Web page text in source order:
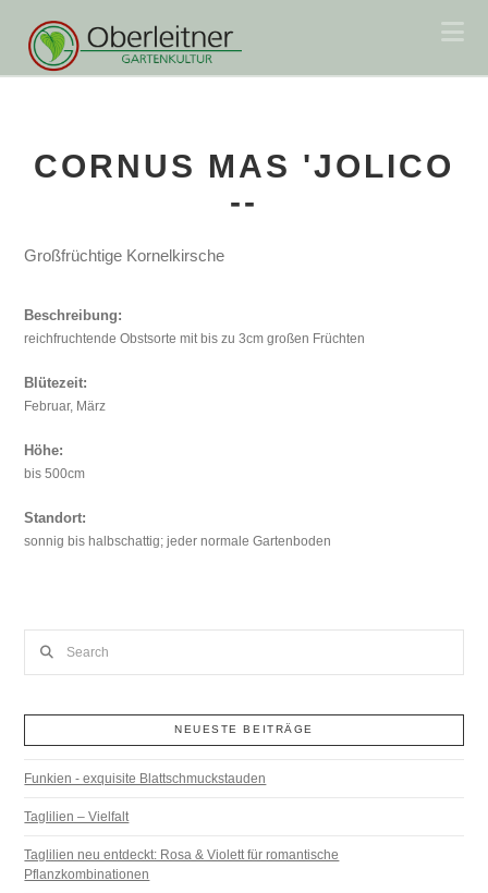
CORNUS MAS 'JOLICO
--
Großfrüchtige Kornelkirsche
Beschreibung:
reichfruchtende Obstsorte mit bis zu 3cm großen Früchten
Blütezeit:
Februar, März
Höhe:
bis 500cm
Standort:
sonnig bis halbschattig; jeder normale Gartenboden
NEUESTE BEITRÄGE
Funkien - exquisite Blattschmuckstauden
Taglilien – Vielfalt
Taglilien neu entdeckt: Rosa & Violett für romantische
Pflanzkombinationen